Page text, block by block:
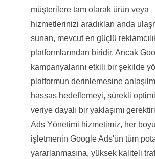
müşterilere tam olarak ürün veya
hizmetlerinizi aradıkları anda
sunan, mevcut en güçlü
platformlarından biridir. Ancak
kampanyalarını etkili bir şekilde
platformun derinlemesine
hassas hedeflemeyi, sürekli
veriye dayalı bir yaklaşımı
Ads Yönetimi hizmetimiz, her
işletmenin Google Ads'ün tüm
yararlanmasına, yüksek kaliteli